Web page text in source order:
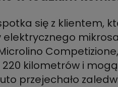
się z klientem,
kilometrów i
przejechało